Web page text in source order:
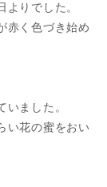
りでした。
赤く色づき始め
ました。
い花の蜜をおい